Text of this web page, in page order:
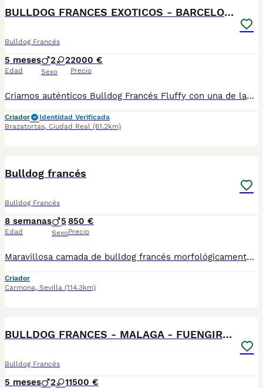
BULLDOG FRANCES EXOTICOS - BARCELONA
Bulldog Francés
5 meses
Edad
2 2
Sexo
2000 €
Precio
Criamos auténticos Bulldog Francés Fluffy con una de las mejores selecciones genéticas de Europa. ✅ Morfologías excepcionales. ✅ Carácter equilibrado y sociable. ✅ Informe de valoración emitido por un juez oficial de la raza. ✅ Revisados veterinariamente, vacunados, desparasitados, con microchip y documentación al día. La experiencia va mucho más allá del cachorro: 🚚 Entrega en la puerta de tu casa en toda España. 💳 Pago 100% contra reembolso (sin adelantar ni un euro). 🎁 Se entrega con transportín, empapadores, kit de bienvenida y todo lo necesario para sus primeros días610864702
Criador
Identidad Verificada
Brazatortas, Ciudad Real (61.2km)
Bulldog francés
Bulldog Francés
8 semanas
Edad
5
Sexo
850 €
Precio
Maravillosa camada de bulldog francés morfológicamente perfecto, chatos, bajitos y compactos. Criados en ambiente familiar de padre con ningún tipo de alergia ni de respiración. Se entregan desparasitados, vacunados y con su cartilla sanitaria .
Criador
Carmona, Sevilla (114.3km)
BULLDOG FRANCES - MALAGA - FUENGIROLA
Bulldog Francés
5 meses 2 11500 €